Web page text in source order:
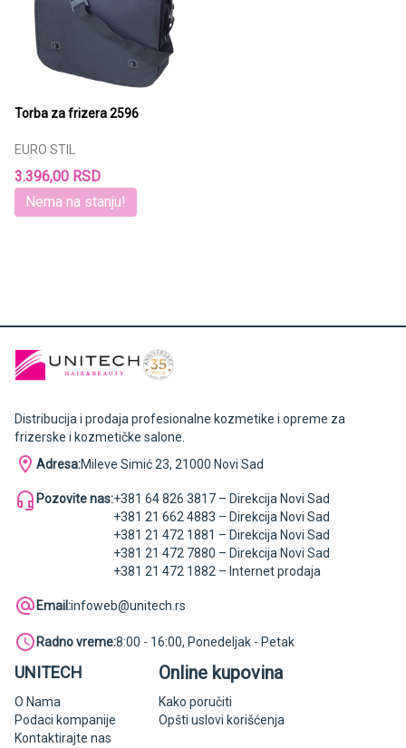
Torba za frizera 2596
EURO STIL
3.396,00 RSD
Nema na stanju!
Distribucija i prodaja profesionalne kozmetike i opreme za
frizerske i kozmetičke salone.
Adresa:Mileve Simić 23, 21000 Novi Sad
Pozovite nas:+381 64 826 3817 – Direkcija Novi Sad
+381 21 662 4883 – Direkcija Novi Sad
+381 21 472 1881 – Direkcija Novi Sad
+381 21 472 7880 – Direkcija Novi Sad
+381 21 472 1882 – Internet prodaja
Email:infoweb@unitech.rs
Radno vreme:8:00 - 16:00, Ponedeljak - Petak
UNITECH
O Nama
Podaci kompanije
Kontaktirajte nas
Online kupovina
Kako poručiti
Opšti uslovi korišćenja